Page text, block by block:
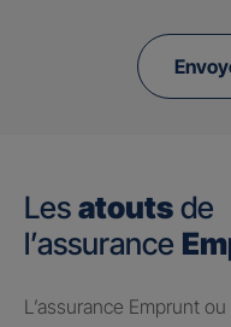
Les atouts de
l’assurance
L’assurance Emprunt